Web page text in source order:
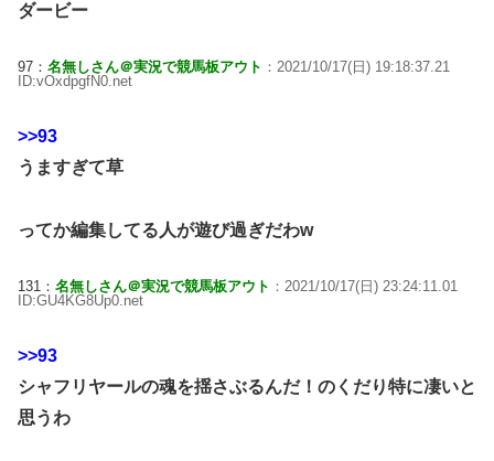
ダービー
97： 名無しさん＠実況で競馬板アウト ：2021/10/17(日) 19:18:37.21
ID:vOxdpgfN0.net
>>93
うますぎて草
ってか編集してる人が遊び過ぎだわw
131： 名無しさん＠実況で競馬板アウト ：2021/10/17(日) 23:24:11.01
ID:GU4KG8Up0.net
>>93
シャフリヤールの魂を揺さぶるんだ！のくだり特に凄いと
思うわ